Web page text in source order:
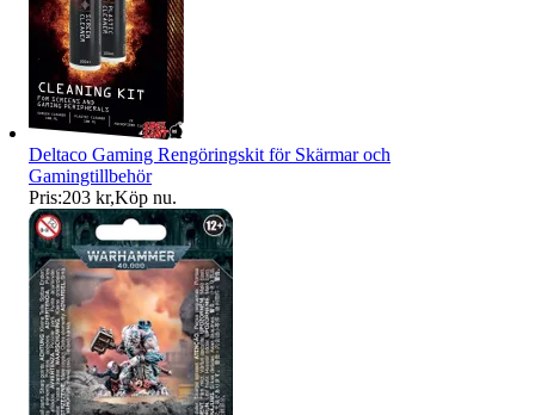
Deltaco Gaming Rengöringskit för Skärmar och
Gamingtillbehör
Pris:203 kr,Köp nu.